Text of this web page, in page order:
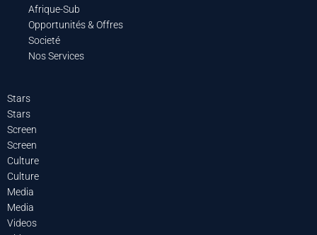
Afrique-Sub
Opportunités & Offres
Societé
Nos Services
Stars
Stars
Screen
Screen
Culture
Culture
Media
Media
Videos